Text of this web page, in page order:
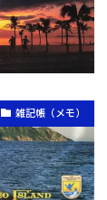
雑記帳（メモ）